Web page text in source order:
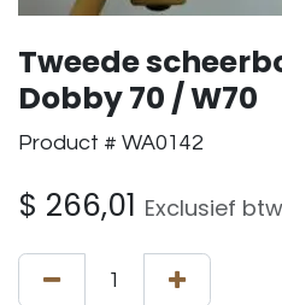
Tweede
Dobby 70 / W70
Product # WA0142
$ 266,01 Exclusief btw